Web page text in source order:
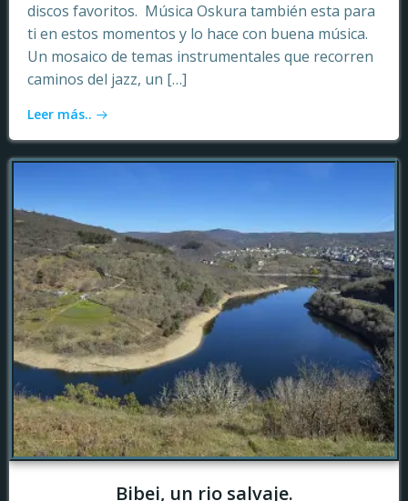
discos favoritos. Música Oskura también esta para
ti en estos momentos y lo hace con buena música.
Un mosaico de temas instrumentales que recorren
caminos del jazz, un […]
Leer más..
Bibei, un rio salvaje.